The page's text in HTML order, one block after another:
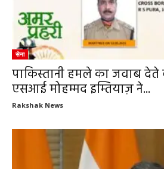
सेना
पाकिस्तानी हमले का जवाब
एसआई मोहम्मद इम्तियाज़ ने...
Rakshak News